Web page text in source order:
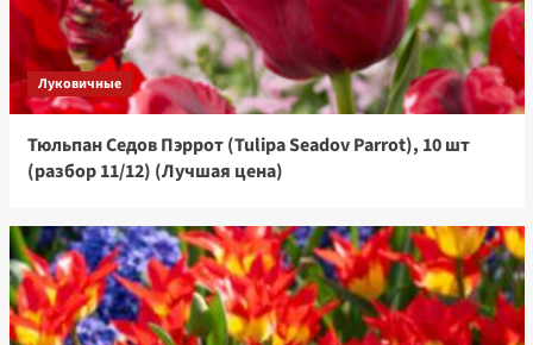
Луковичные
Тюльпан Седов Пэррот (Tulipa Seadov Parrot), 10 шт
(разбор 11/12) (Лучшая цена)